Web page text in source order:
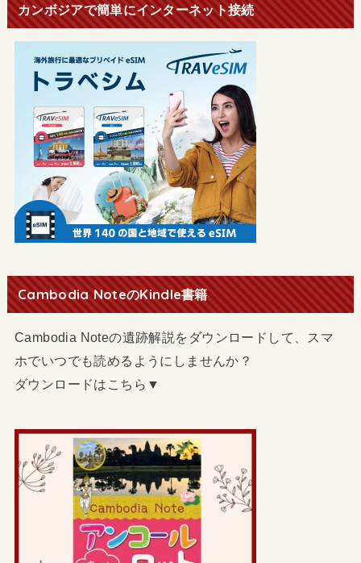
カンボジアで簡単にインターネット接続
Cambodia NoteのKindle書籍
Cambodia Noteの遺跡解説をダウンロードして、スマ
ホでいつでも読めるようにしませんか？
ダウンロードはこちら▼